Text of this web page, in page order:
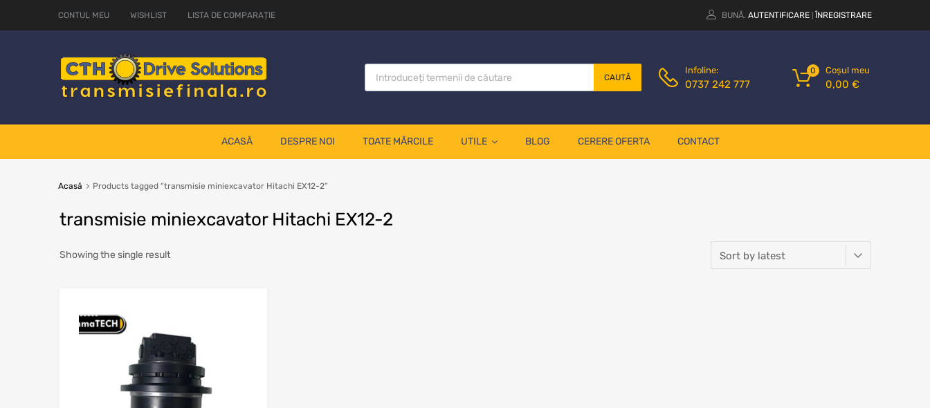
CONTUL MEU WISHLIST LISTA DE COMPARAȚIE BUNĂ. AUTENTIFICARE ÎNREGISTRARE
CAUTĂ
Infoline:
0737 242 777
Coșul meu
0,00 €
0
ACASĂ DESPRE NOI TOATE MĂRCILE UTILE BLOG CERERE OFERTA CONTACT
Acasă Products tagged “transmisie miniexcavator Hitachi EX12-2”
transmisie miniexcavator Hitachi EX12-2
Showing the single result